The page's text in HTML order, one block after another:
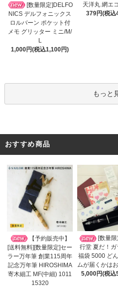
[数量限定]DELFO
NICS デルフォニックス
ロルバーン ポケット付
メモ グリッター ミニ/M/
L
1,000円(税込1,100円)
天洋丸 網エ
379円(税込
もっと
おすすめ商品
【予約販売中】
[送料無料][数量限定]セー
ラー万年筆 創業115周年
記念万年筆 HIROSHIMA
寄木細工 MF(中細) 1011
15320
[数量
行堂 夏だ！ガ
福袋 5000 ど
ムが届くかは
5,000円(税込